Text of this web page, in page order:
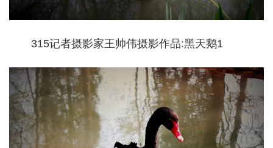
315记者摄影家王帅伟摄影作品:黑天鹅1